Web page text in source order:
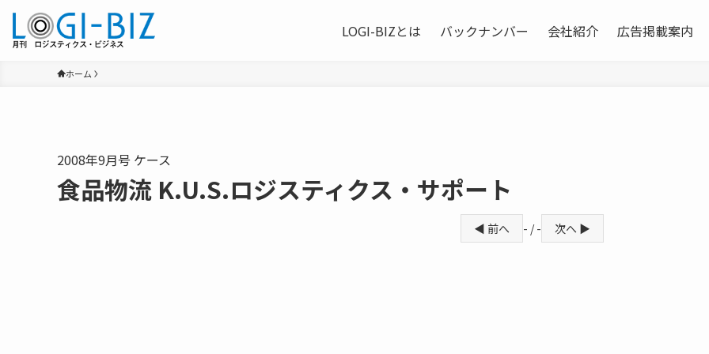
LOGI-BIZとは バックナンバー 会社紹介 広告掲載案内
ホーム
2008年9月号 ケース
食品物流 K.U.S.ロジスティクス・サポート
◀ 前へ - / - 次へ ▶